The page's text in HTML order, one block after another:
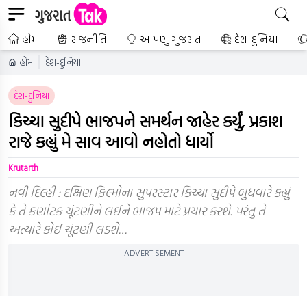
હોમ રાજનીતિ આપણું ગુજરાત દેશ-દુનિયા
હોમ દેશ-દુનિયા
દેશ-દુનિયા
કિચ્ચા સુદીપે ભાજપને સમર્થન જાહેર કર્યું, પ્રકાશ
રાજે કહ્યું મે સાવ આવો નહોતો ધાર્યો
Krutarth
નવી દિલ્હી : દક્ષિણ ફિલ્મોના સુપરસ્ટાર કિચ્ચા સુદીપે બુધવારે કહ્યું
કે તે કર્ણાટક ચૂંટણીને લઈને ભાજપ માટે પ્રચાર કરશે. પરંતુ તે
અત્યારે કોઈ ચૂંટણી લડશે…
ADVERTISEMENT